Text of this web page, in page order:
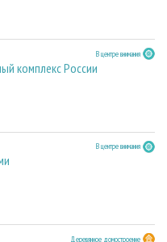
В центре внимания
комплекс России
В центре внимания
Деревянное домостроение